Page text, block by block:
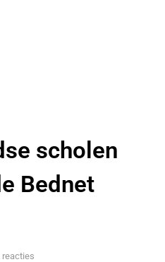
scholen
Bednet
reacties